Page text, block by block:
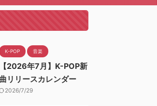
K-POP 音楽
【2026年7月】K-POP新
曲リリースカレンダー
2026/7/29